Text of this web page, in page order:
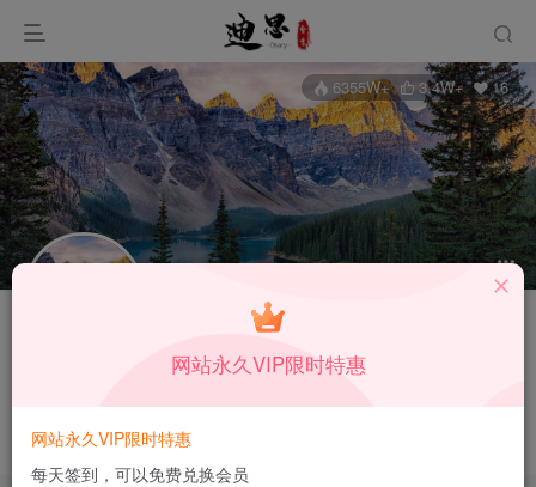
6355W+ 3.4W+ 16
这家伙很懒，什么都没有写...
网站永久VIP限时特惠
网站永久VIP限时特惠
每天签到，可以免费兑换会员